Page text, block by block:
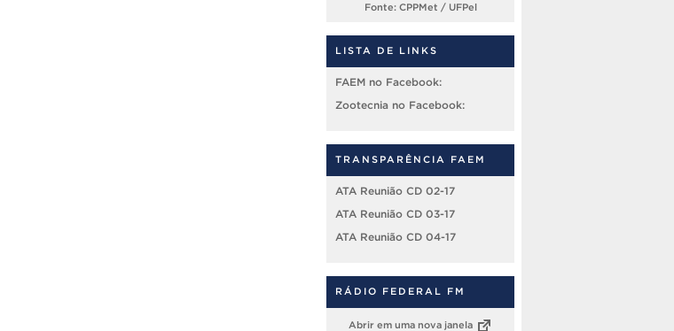
Fonte: CPPMet / UFPel
LISTA DE LINKS
FAEM no Facebook:
Zootecnia no Facebook:
TRANSPARÊNCIA FAEM
ATA Reunião CD 02-17
ATA Reunião CD 03-17
ATA Reunião CD 04-17
RÁDIO FEDERAL FM
Abrir em uma nova janela